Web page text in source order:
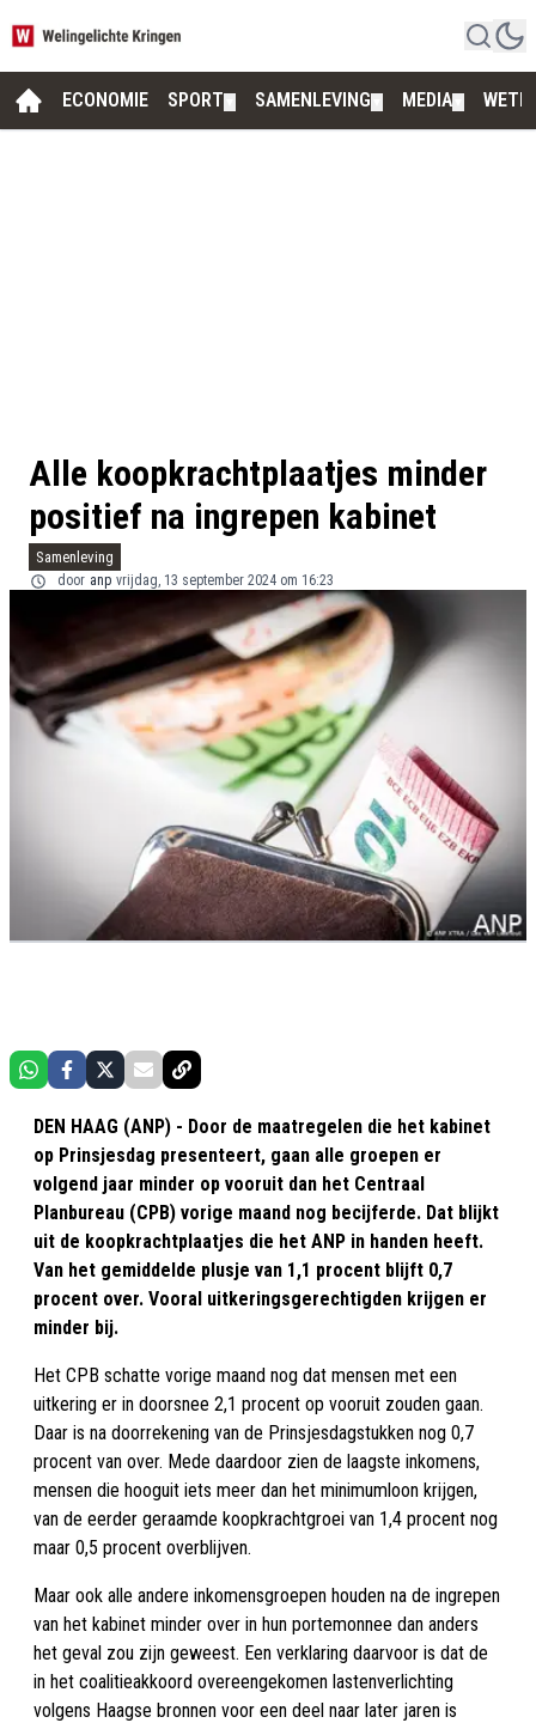
ECONOMIE SPORT SAMENLEVING MEDIA
Alle koopkrachtplaatjes minder
positief na ingrepen kabinet
Samenleving
door anp vrijdag, 13 september 2024 om 16:23
DEN HAAG (ANP) - Door de maatregelen die het kabinet
op Prinsjesdag presenteert, gaan alle groepen er
volgend jaar minder op vooruit dan het Centraal
Planbureau (CPB) vorige maand nog becijferde. Dat blijkt
uit de koopkrachtplaatjes die het ANP in handen heeft.
Van het gemiddelde plusje van 1,1 procent blijft 0,7
procent over. Vooral uitkeringsgerechtigden krijgen er
minder bij.
Het CPB schatte vorige maand nog dat mensen met een
uitkering er in doorsnee 2,1 procent op vooruit zouden gaan.
Daar is na doorrekening van de Prinsjesdagstukken nog 0,7
procent van over. Mede daardoor zien de laagste inkomens,
mensen die hooguit iets meer dan het minimumloon krijgen,
van de eerder geraamde koopkrachtgroei van 1,4 procent nog
maar 0,5 procent overblijven.
Maar ook alle andere inkomensgroepen houden na de ingrepen
van het kabinet minder over in hun portemonnee dan anders
het geval zou zijn geweest. Een verklaring daarvoor is dat de
in het coalitieakkoord overeengekomen lastenverlichting
volgens Haagse bronnen voor een deel naar later jaren is